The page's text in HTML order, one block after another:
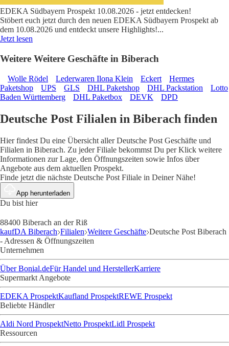
EDEKA Südbayern Prospekt 10.08.2026 - jetzt entdecken!
Stöbert euch jetzt durch den neuen EDEKA Südbayern Prospekt ab
dem 10.08.2026 und entdeckt unsere Highlights!...
Jetzt lesen
Weitere Weitere Geschäfte in Biberach
Wolle Rödel Lederwaren Ilona Klein Eckert
Hermes
Paketshop
UPS GLS DHL Paketshop DHL Packstation
Lotto
Baden Württemberg
DHL Paketbox DEVK DPD
Deutsche Post Filialen in Biberach finden
Hier findest Du eine Übersicht aller Deutsche Post Geschäfte und
Filialen in Biberach. Zu jeder Filiale bekommst Du per Klick weitere
Informationen zur Lage, den Öffnungszeiten sowie Infos über
Angebote aus dem aktuellen Prospekt.
Finde jetzt die nächste Deutsche Post Filiale in Deiner Nähe!
App herunterladen
Du bist hier
88400 Biberach an der Riß
kaufDA Biberach Filialen Weitere Geschäfte Deutsche Post Biberach
- Adressen & Öffnungszeiten
Unternehmen
Über Bonial.deFür Handel und HerstellerKarriere
Supermarkt Angebote
EDEKA ProspektKaufland ProspektREWE Prospekt
Beliebte Händler
Aldi Nord ProspektNetto ProspektLidl Prospekt
Ressourcen